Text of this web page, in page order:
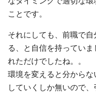
ことです。
それにしても、前職で
る、と自信を持ってい
れただけでしたね。。
環境を変えると分から
していくしか無いので